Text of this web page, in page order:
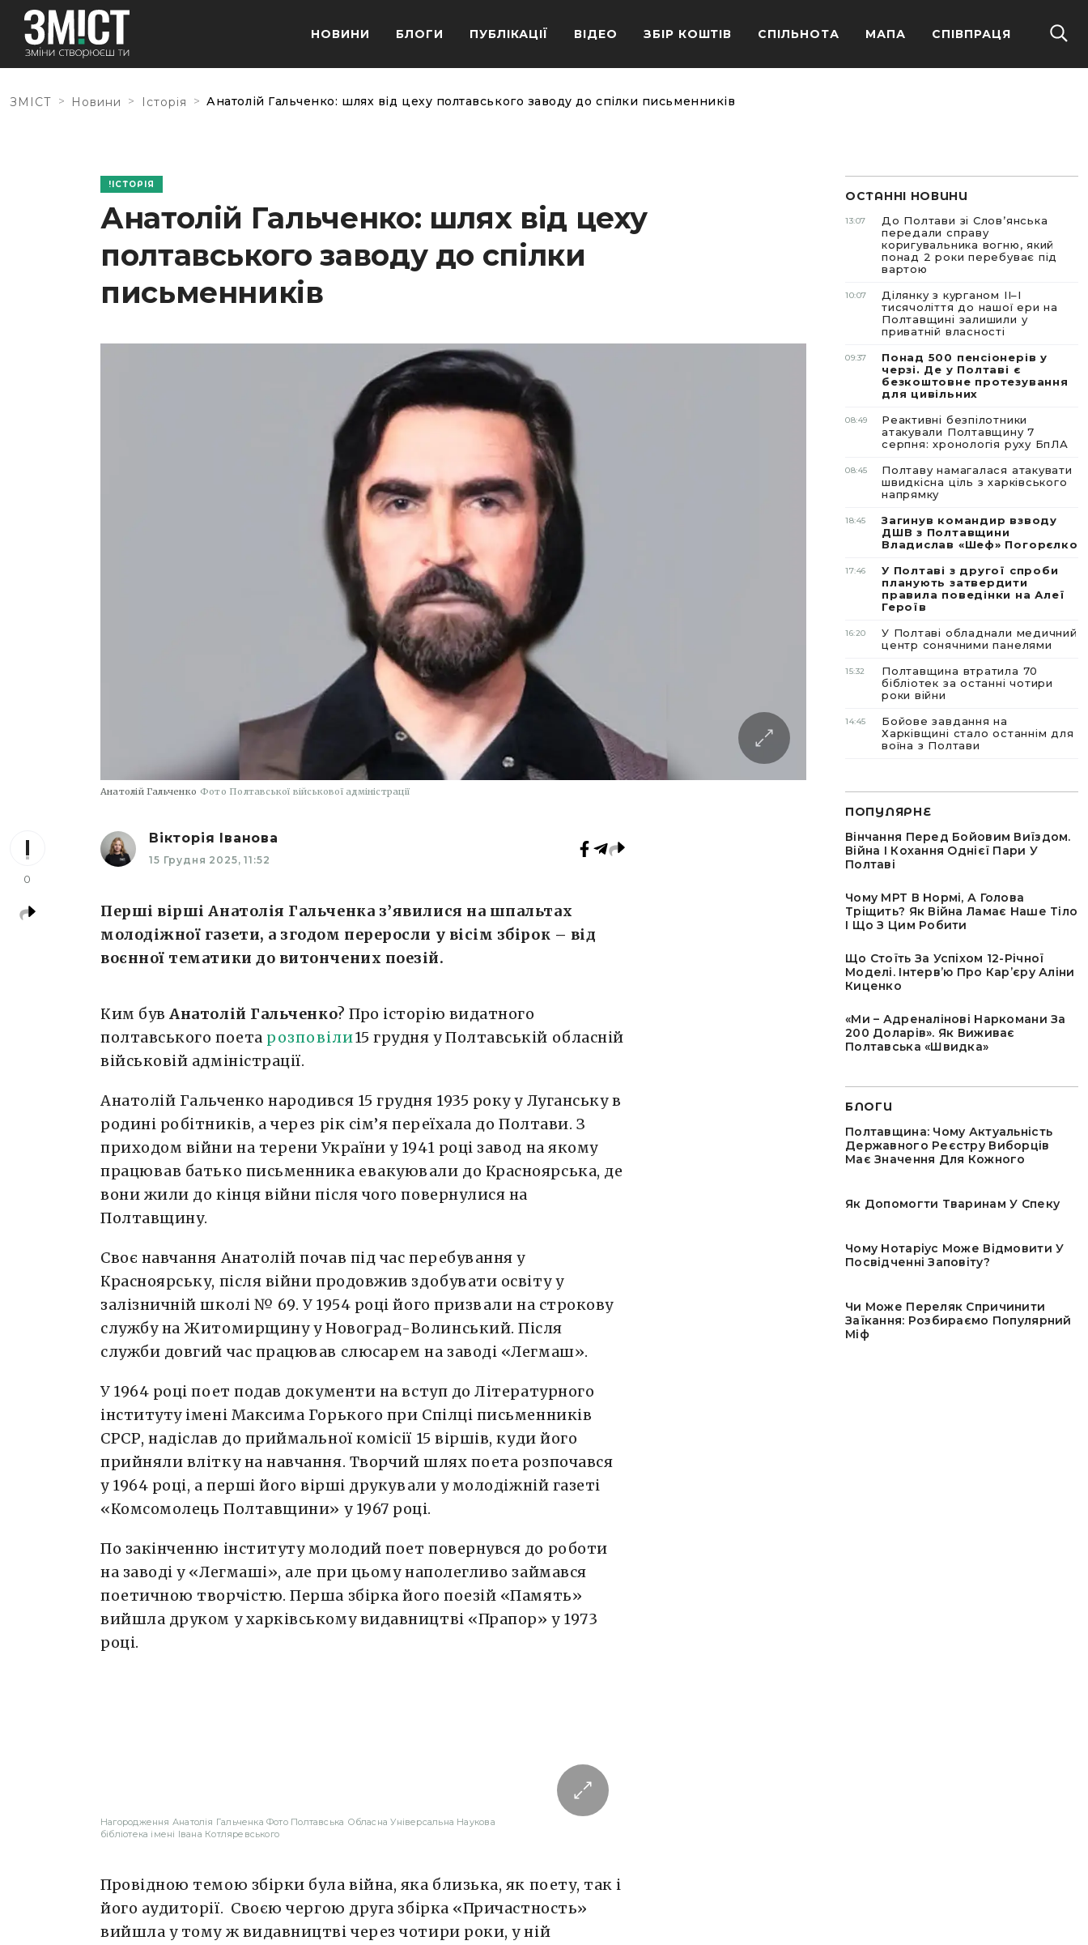
НОВИНИ БЛОГИ ПУБЛІКАЦІЇ ВІДЕО ЗБІР КОШТІВ СПІЛЬНОТА МАПА СПІВПРАЦЯ
ЗМІСТ > Новини > Історія > Анатолій Гальченко: шлях від цеху полтавського заводу до спілки письменників
ІСТОРІЯ
Анатолій Гальченко: шлях від цеху
полтавського заводу до спілки
письменників
Анатолій Гальченко Фото Полтавської військової адміністрації
0
Вікторія Іванова
15 Грудня 2025, 11:52
Перші вірші Анатолія Гальченка з’явилися на шпальтах
молодіжної газети, а згодом переросли у вісім збірок – від
воєнної тематики до витончених поезій.
Ким бувАнатолій Гальченко? Про історію видатного
полтавського поета розповіли15 грудня у Полтавській обласній
військовій адміністрації.
Анатолій Гальченко народився 15 грудня 1935 року у Луганську в
родині робітників, а через рік сім’я переїхала до Полтави. З
приходом війни на терени України у 1941 році завод на якому
працював батько письменника евакуювали до Красноярська, де
вони жили до кінця війни після чого повернулися на
Полтавщину.
Своє навчання Анатолій почав під час перебування у
Красноярську, після війни продовжив здобувати освіту у
залізничній школі № 69. У 1954 році його призвали на строкову
службу на Житомирщину у Новоград-Волинський. Після
служби довгий час працював слюсарем на заводі «Легмаш».
У 1964 році поет подав документи на вступ до Літературного
інституту імені Максима Горького при Спілці письменників
СРСР, надіслав до приймальної комісії 15 віршів, куди його
прийняли влітку на навчання. Творчий шлях поета розпочався
у 1964 році, а перші його вірші друкували у молодіжній газеті
«Комсомолець Полтавщини» у 1967 році.
По закінченню інституту молодий поет повернувся до роботи
на заводі у «Легмаші», але при цьому наполегливо займався
поетичною творчістю. Перша збірка його поезій «Память»
вийшла друком у харківському видавництві «Прапор» у 1973
році.
Нагородження Анатолія Гальченка Фото Полтавська Обласна Універсальна Наукова
бібліотека імені Івана Котляревського
Провідною темою збірки була війна, яка близька, як поету, так і
його аудиторії. Своєю чергою друга збірка «Причастность»
вийшла у тому ж видавництві через чотири роки, у ній
ОСТАННІ НОВИНИ
13:07
До Полтави зі Словʼянська
передали справу
коригувальника вогню, який
понад 2 роки перебуває під
вартою
10:07
Ділянку з курганом II–I
тисячоліття до нашої ери на
Полтавщині залишили у
приватній власності
09:37
Понад 500 пенсіонерів у
черзі. Де у Полтаві є
безкоштовне протезування
для цивільних
08:49
Реактивні безпілотники
атакували Полтавщину 7
серпня: хронологія руху БпЛА
08:45
Полтаву намагалася атакувати
швидкісна ціль з харківського
напрямку
18:45
Загинув командир взводу
ДШВ з Полтавщини
Владислав «Шеф» Погорєлко
17:46
У Полтаві з другої спроби
планують затвердити
правила поведінки на Алеї
Героїв
16:20
У Полтаві обладнали медичний
центр сонячними панелями
15:32
Полтавщина втратила 70
бібліотек за останні чотири
роки війни
14:45
Бойове завдання на
Харківщині стало останнім для
воїна з Полтави
ПОПУЛЯРНЕ
Вінчання Перед Бойовим Виїздом.
Війна І Кохання Однієї Пари У
Полтаві
Чому МРТ В Нормі, А Голова
Тріщить? Як Війна Ламає Наше Тіло
І Що З Цим Робити
Що Стоїть За Успіхом 12-Річної
Моделі. Інтервʼю Про Карʼєру Аліни
Киценко
«Ми – Адреналінові Наркомани За
200 Доларів». Як Виживає
Полтавська «швидка»
БЛОГИ
Полтавщина: Чому Актуальність
Державного Реєстру Виборців
Має Значення Для Кожного
Як Допомогти Тваринам У Спеку
Чому Нотаріус Може Відмовити У
Посвідченні Заповіту?
Чи Може Переляк Спричинити
Заїкання: Розбираємо Популярний
Міф